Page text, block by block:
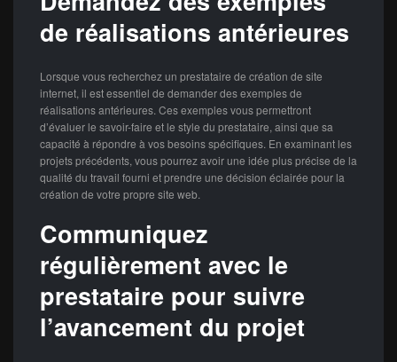
de réalisations antérieures
Lorsque vous recherchez un prestataire de création de site
internet, il est essentiel de demander des exemples de
réalisations antérieures. Ces exemples vous permettront
d’évaluer le savoir-faire et le style du prestataire, ainsi que sa
capacité à répondre à vos besoins spécifiques. En examinant les
projets précédents, vous pourrez avoir une idée plus précise de la
qualité du travail fourni et prendre une décision éclairée pour la
création de votre propre site web.
Communiquez
régulièrement avec le
prestataire pour suivre
l’avancement du projet